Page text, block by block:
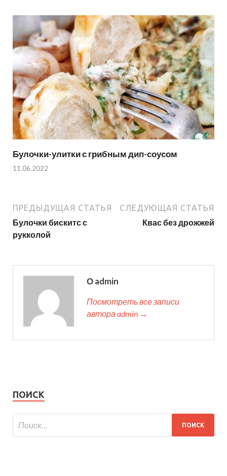
Булочки-улитки с грибным дип-соусом
11.06.2022
ПРЕДЫДУЩАЯ СТАТЬЯ
Булочки бискитс с
рукколой
СЛЕДУЮЩАЯ СТАТЬЯ
Квас без дрожжей
О admin
Посмотреть все записи
автора admin →
ПОИСК